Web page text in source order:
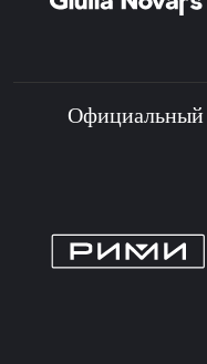
Официальный